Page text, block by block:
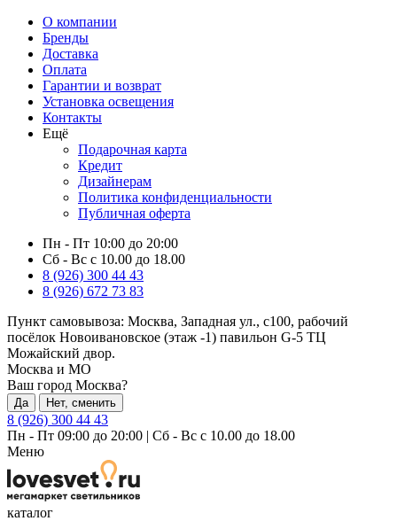
О компании
Бренды
Доставка
Оплата
Гарантии и возврат
Установка освещения
Контакты
Ещё
Подарочная карта
Кредит
Дизайнерам
Политика конфиденциальности
Публичная оферта
Пн - Пт 10:00 до 20:00
Сб - Вс с 10.00 до 18.00
8 (926) 300 44 43
8 (926) 672 73 83
Пункт самовывоза: Москва, Западная ул., с100, рабочий
посёлок Новоивановское (этаж -1) павильон G-5 ТЦ
Можайский двор.
Москва и МО
Ваш город Москва?
Да Нет, сменить
8 (926) 300 44 43
Пн - Пт 09:00 до 20:00 | Сб - Вс с 10.00 до 18.00
Меню
каталог